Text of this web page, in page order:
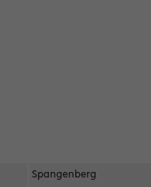
Spangenberg